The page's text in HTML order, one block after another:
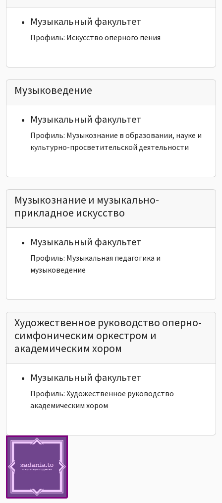
Музыкальный факультет
Профиль: Искусство оперного пения
Музыковедение
Музыкальный факультет
Профиль: Музыкознание в образовании, науке и
культурно-просветительской деятельности
Музыкознание и музыкально-
прикладное искусство
Музыкальный факультет
Профиль: Музыкальная педагогика и
музыковедение
Художественное руководство оперно-
симфоническим оркестром и
академическим хором
Музыкальный факультет
Профиль: Художественное руководство
академическим хором